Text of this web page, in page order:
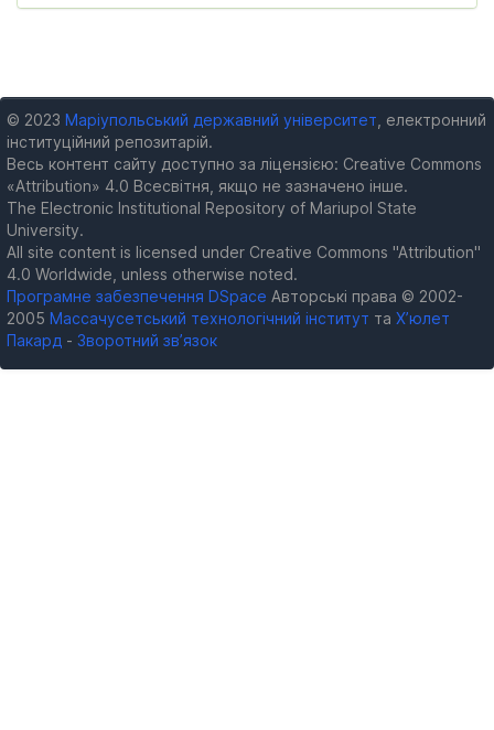
© 2023 Маріупольський державний університет , електронний
інституційний репозитарій.
Весь контент сайту доступно за ліцензією: Creative Commons
«Attribution» 4.0 Всесвітня, якщо не зазначено інше.
The Electronic Institutional Repository of Mariupol State
University.
All site content is licensed under Creative Commons "Attribution"
4.0 Worldwide, unless otherwise noted.
Програмне забезпечення DSpace Авторські права © 2002-
2005 Массачусетський технологічний інститут та Х’юлет
Пакард - Зворотний зв’язок